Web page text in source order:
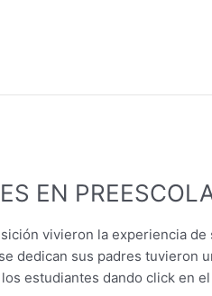
EN
vivieron la experiencia
dedican sus padres
estudiantes dando click en